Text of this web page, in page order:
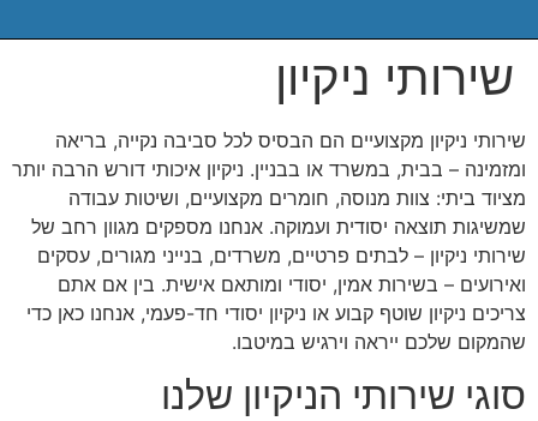
שירותי ניקיון
שירותי ניקיון מקצועיים הם הבסיס לכל סביבה נקייה, בריאה
ומזמינה – בבית, במשרד או בבניין. ניקיון איכותי דורש הרבה יותר
מציוד ביתי: צוות מנוסה, חומרים מקצועיים, ושיטות עבודה
שמשיגות תוצאה יסודית ועמוקה. אנחנו מספקים מגוון רחב של
שירותי ניקיון – לבתים פרטיים, משרדים, בנייני מגורים, עסקים
ואירועים – בשירות אמין, יסודי ומותאם אישית. בין אם אתם
צריכים ניקיון שוטף קבוע או ניקיון יסודי חד-פעמי, אנחנו כאן כדי
שהמקום שלכם ייראה וירגיש במיטבו.
סוגי שירותי הניקיון שלנו